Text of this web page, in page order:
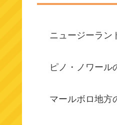
ニュージーラン
ピノ・ノワール
マールボロ地方